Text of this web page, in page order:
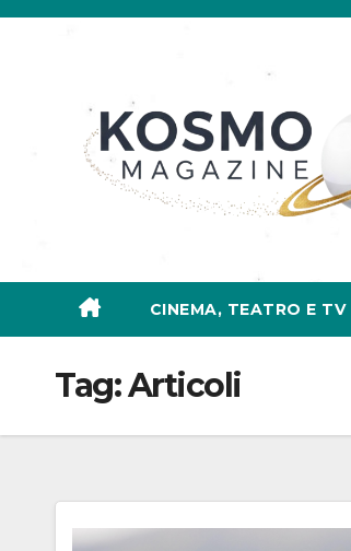
Salta
CINEMA, TEATRO E TV
Tag:Articoli